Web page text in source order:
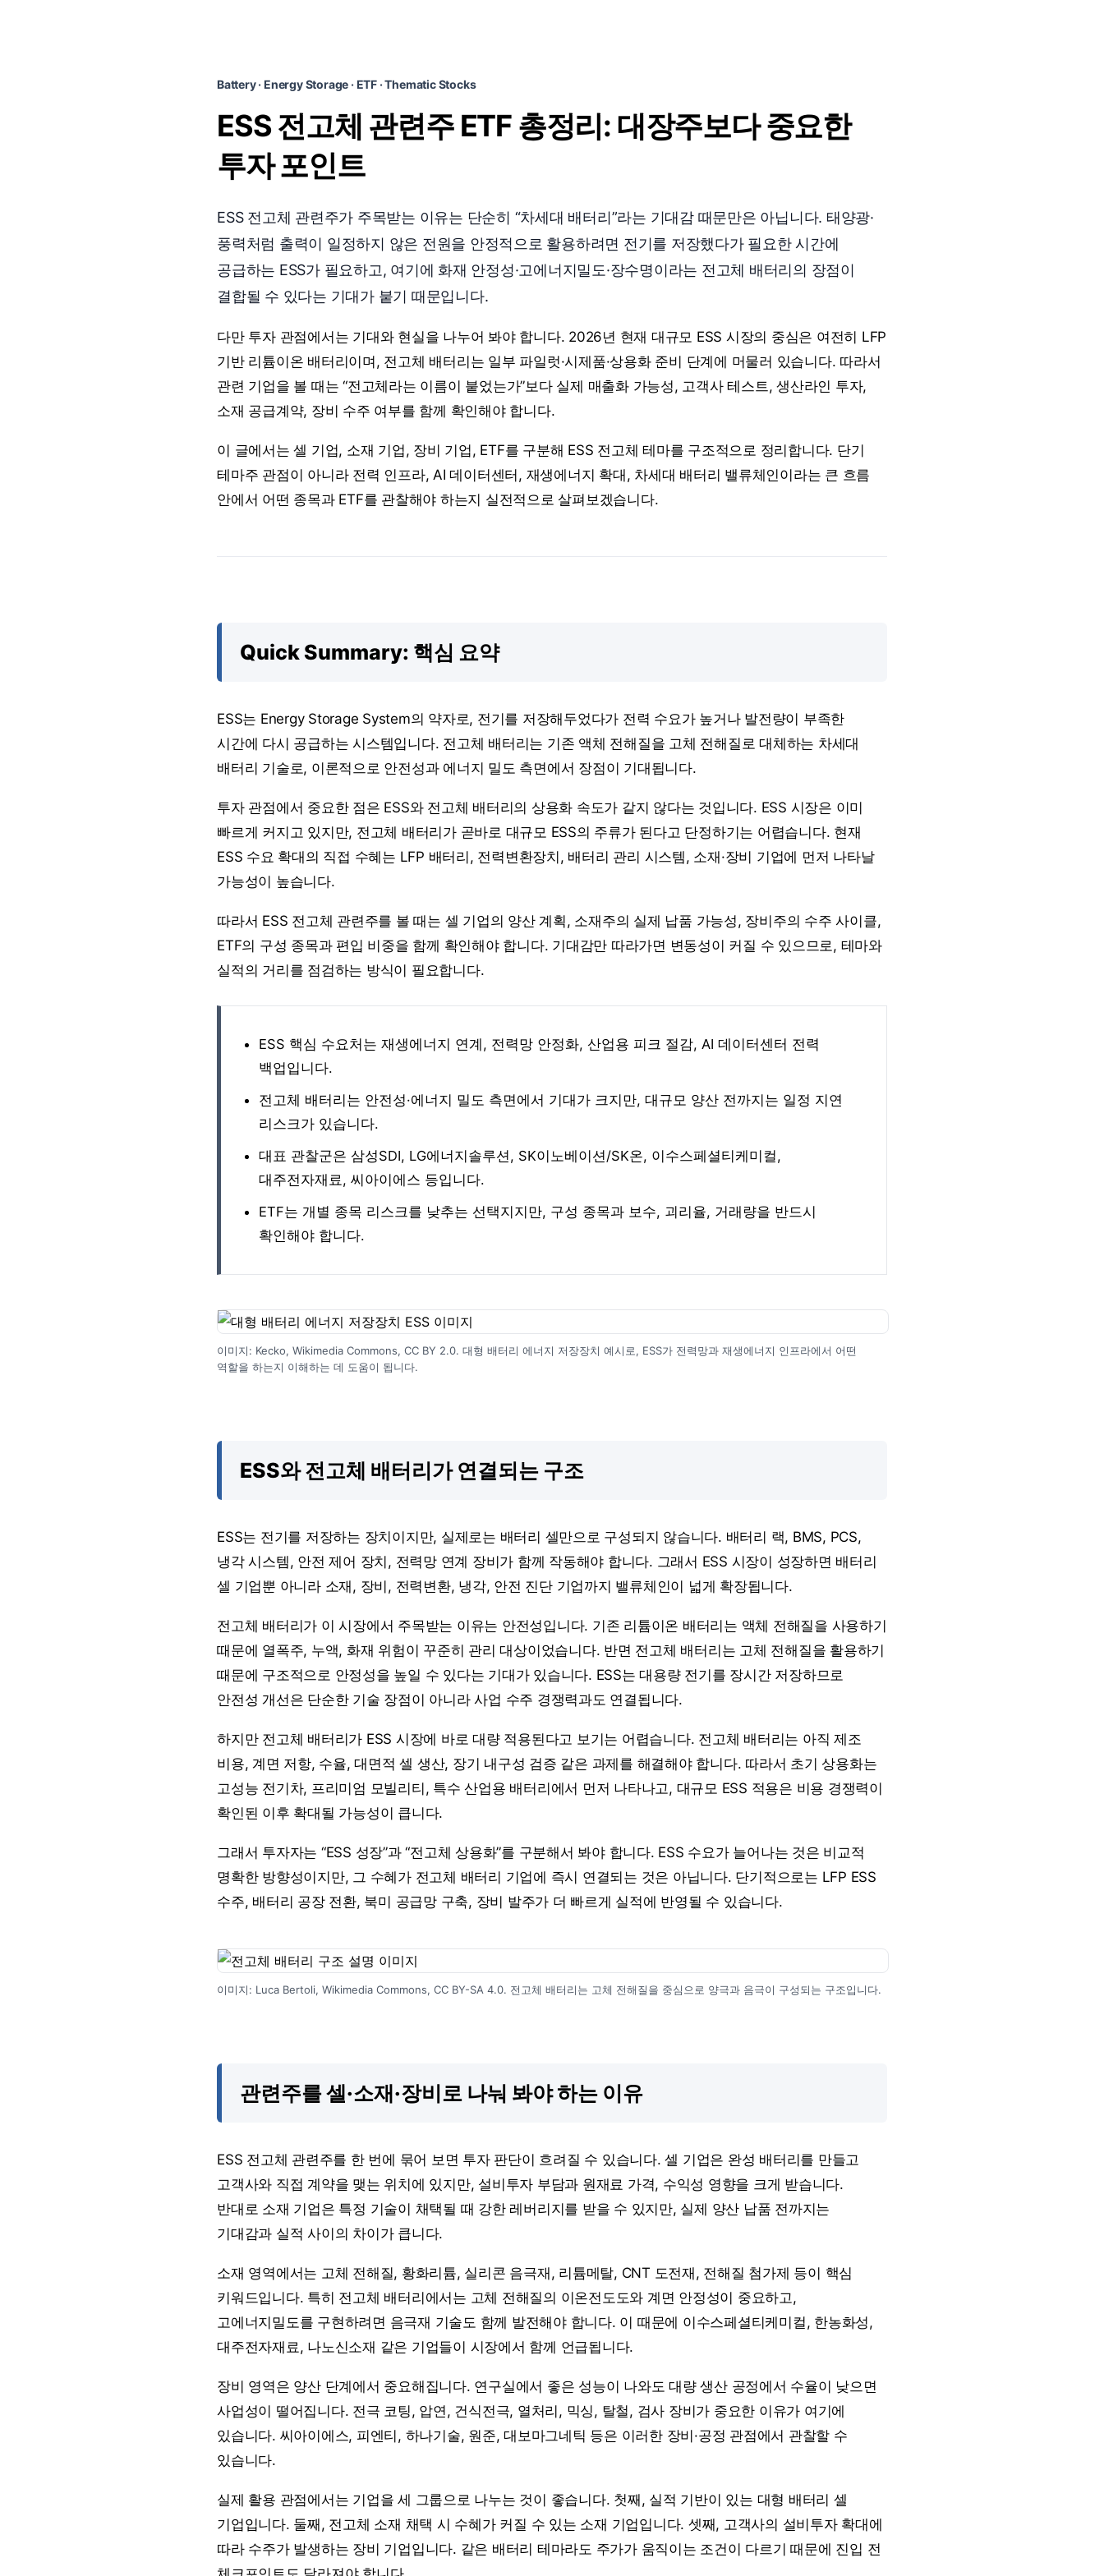
Battery · Energy Storage · ETF · Thematic Stocks
ESS 전고체 관련주 ETF 총정리: 대장주보다 중요한
투자 포인트
ESS 전고체 관련주가 주목받는 이유는 단순히 “차세대 배터리”라는 기대감 때문만은 아닙니다. 태양광·
풍력처럼 출력이 일정하지 않은 전원을 안정적으로 활용하려면 전기를 저장했다가 필요한 시간에
공급하는 ESS가 필요하고, 여기에 화재 안정성·고에너지밀도·장수명이라는 전고체 배터리의 장점이
결합될 수 있다는 기대가 붙기 때문입니다.
다만 투자 관점에서는 기대와 현실을 나누어 봐야 합니다. 2026년 현재 대규모 ESS 시장의 중심은 여전히 LFP
기반 리튬이온 배터리이며, 전고체 배터리는 일부 파일럿·시제품·상용화 준비 단계에 머물러 있습니다. 따라서
관련 기업을 볼 때는 “전고체라는 이름이 붙었는가”보다 실제 매출화 가능성, 고객사 테스트, 생산라인 투자,
소재 공급계약, 장비 수주 여부를 함께 확인해야 합니다.
이 글에서는 셀 기업, 소재 기업, 장비 기업, ETF를 구분해 ESS 전고체 테마를 구조적으로 정리합니다. 단기
테마주 관점이 아니라 전력 인프라, AI 데이터센터, 재생에너지 확대, 차세대 배터리 밸류체인이라는 큰 흐름
안에서 어떤 종목과 ETF를 관찰해야 하는지 실전적으로 살펴보겠습니다.
Quick Summary: 핵심 요약
ESS는 Energy Storage System의 약자로, 전기를 저장해두었다가 전력 수요가 높거나 발전량이 부족한
시간에 다시 공급하는 시스템입니다. 전고체 배터리는 기존 액체 전해질을 고체 전해질로 대체하는 차세대
배터리 기술로, 이론적으로 안전성과 에너지 밀도 측면에서 장점이 기대됩니다.
투자 관점에서 중요한 점은 ESS와 전고체 배터리의 상용화 속도가 같지 않다는 것입니다. ESS 시장은 이미
빠르게 커지고 있지만, 전고체 배터리가 곧바로 대규모 ESS의 주류가 된다고 단정하기는 어렵습니다. 현재
ESS 수요 확대의 직접 수혜는 LFP 배터리, 전력변환장치, 배터리 관리 시스템, 소재·장비 기업에 먼저 나타날
가능성이 높습니다.
따라서 ESS 전고체 관련주를 볼 때는 셀 기업의 양산 계획, 소재주의 실제 납품 가능성, 장비주의 수주 사이클,
ETF의 구성 종목과 편입 비중을 함께 확인해야 합니다. 기대감만 따라가면 변동성이 커질 수 있으므로, 테마와
실적의 거리를 점검하는 방식이 필요합니다.
ESS 핵심 수요처는 재생에너지 연계, 전력망 안정화, 산업용 피크 절감, AI 데이터센터 전력
백업입니다.
전고체 배터리는 안전성·에너지 밀도 측면에서 기대가 크지만, 대규모 양산 전까지는 일정 지연
리스크가 있습니다.
대표 관찰군은 삼성SDI, LG에너지솔루션, SK이노베이션/SK온, 이수스페셜티케미컬,
대주전자재료, 씨아이에스 등입니다.
ETF는 개별 종목 리스크를 낮추는 선택지지만, 구성 종목과 보수, 괴리율, 거래량을 반드시
확인해야 합니다.
이미지: Kecko, Wikimedia Commons, CC BY 2.0. 대형 배터리 에너지 저장장치 예시로, ESS가 전력망과 재생에너지 인프라에서 어떤
역할을 하는지 이해하는 데 도움이 됩니다.
ESS와 전고체 배터리가 연결되는 구조
ESS는 전기를 저장하는 장치이지만, 실제로는 배터리 셀만으로 구성되지 않습니다. 배터리 랙, BMS, PCS,
냉각 시스템, 안전 제어 장치, 전력망 연계 장비가 함께 작동해야 합니다. 그래서 ESS 시장이 성장하면 배터리
셀 기업뿐 아니라 소재, 장비, 전력변환, 냉각, 안전 진단 기업까지 밸류체인이 넓게 확장됩니다.
전고체 배터리가 이 시장에서 주목받는 이유는 안전성입니다. 기존 리튬이온 배터리는 액체 전해질을 사용하기
때문에 열폭주, 누액, 화재 위험이 꾸준히 관리 대상이었습니다. 반면 전고체 배터리는 고체 전해질을 활용하기
때문에 구조적으로 안정성을 높일 수 있다는 기대가 있습니다. ESS는 대용량 전기를 장시간 저장하므로
안전성 개선은 단순한 기술 장점이 아니라 사업 수주 경쟁력과도 연결됩니다.
하지만 전고체 배터리가 ESS 시장에 바로 대량 적용된다고 보기는 어렵습니다. 전고체 배터리는 아직 제조
비용, 계면 저항, 수율, 대면적 셀 생산, 장기 내구성 검증 같은 과제를 해결해야 합니다. 따라서 초기 상용화는
고성능 전기차, 프리미엄 모빌리티, 특수 산업용 배터리에서 먼저 나타나고, 대규모 ESS 적용은 비용 경쟁력이
확인된 이후 확대될 가능성이 큽니다.
그래서 투자자는 “ESS 성장”과 “전고체 상용화”를 구분해서 봐야 합니다. ESS 수요가 늘어나는 것은 비교적
명확한 방향성이지만, 그 수혜가 전고체 배터리 기업에 즉시 연결되는 것은 아닙니다. 단기적으로는 LFP ESS
수주, 배터리 공장 전환, 북미 공급망 구축, 장비 발주가 더 빠르게 실적에 반영될 수 있습니다.
이미지: Luca Bertoli, Wikimedia Commons, CC BY-SA 4.0. 전고체 배터리는 고체 전해질을 중심으로 양극과 음극이 구성되는 구조입니다.
관련주를 셀·소재·장비로 나눠 봐야 하는 이유
ESS 전고체 관련주를 한 번에 묶어 보면 투자 판단이 흐려질 수 있습니다. 셀 기업은 완성 배터리를 만들고
고객사와 직접 계약을 맺는 위치에 있지만, 설비투자 부담과 원재료 가격, 수익성 영향을 크게 받습니다.
반대로 소재 기업은 특정 기술이 채택될 때 강한 레버리지를 받을 수 있지만, 실제 양산 납품 전까지는
기대감과 실적 사이의 차이가 큽니다.
소재 영역에서는 고체 전해질, 황화리튬, 실리콘 음극재, 리튬메탈, CNT 도전재, 전해질 첨가제 등이 핵심
키워드입니다. 특히 전고체 배터리에서는 고체 전해질의 이온전도도와 계면 안정성이 중요하고,
고에너지밀도를 구현하려면 음극재 기술도 함께 발전해야 합니다. 이 때문에 이수스페셜티케미컬, 한농화성,
대주전자재료, 나노신소재 같은 기업들이 시장에서 함께 언급됩니다.
장비 영역은 양산 단계에서 중요해집니다. 연구실에서 좋은 성능이 나와도 대량 생산 공정에서 수율이 낮으면
사업성이 떨어집니다. 전극 코팅, 압연, 건식전극, 열처리, 믹싱, 탈철, 검사 장비가 중요한 이유가 여기에
있습니다. 씨아이에스, 피엔티, 하나기술, 원준, 대보마그네틱 등은 이러한 장비·공정 관점에서 관찰할 수
있습니다.
실제 활용 관점에서는 기업을 세 그룹으로 나누는 것이 좋습니다. 첫째, 실적 기반이 있는 대형 배터리 셀
기업입니다. 둘째, 전고체 소재 채택 시 수혜가 커질 수 있는 소재 기업입니다. 셋째, 고객사의 설비투자 확대에
따라 수주가 발생하는 장비 기업입니다. 같은 배터리 테마라도 주가가 움직이는 조건이 다르기 때문에 진입 전